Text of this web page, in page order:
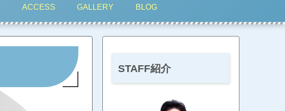
ACCESS GALLERY BLOG
STAFF紹介